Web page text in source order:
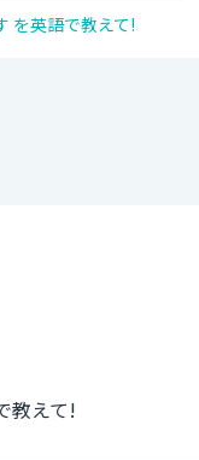
を英語で教えて!
教えて!